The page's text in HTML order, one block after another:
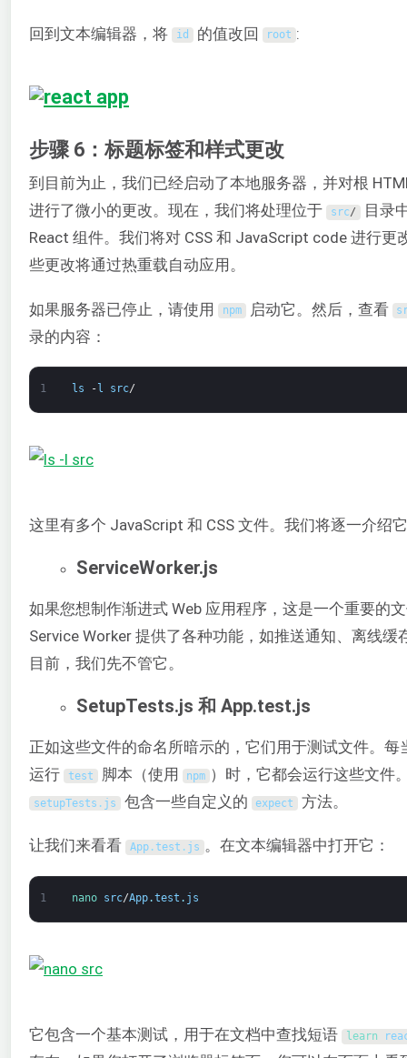
回到文本编辑器，将 id 的值改回 root :
步骤 6：标题标签和样式更改
到目前为止，我们已经启动了本地服务器，并对根
进行了微小的更改。现在，我们将处理位于
src/ 目录
React 组件。我们将对 CSS 和 JavaScript code 进行更
些更改将通过热重载自动应用。
如果服务器已停止，请使用 npm 启动它。然后，查看
录的内容：
1 ls - l src/
这里有多个 JavaScript 和 CSS 文件。我们将逐一介绍
ServiceWorker.js
如果您想制作渐进式 Web 应用程序，这是一个重要的
Service Worker 提供了各种功能，如推送通知、离线缓
目前，我们先不管它。
SetupTests.js 和 App.test.js
正如这些文件的命名所暗示的，它们用于测试文件。每
运行
test 脚本（使用 npm ）时，它都会运行这些文件
setupTests . js 包含一些自定义的 expect 方法。
让我们来看看 App.test . js 。在文本编辑器中打开它：
1 nano src/App.test . js
它包含一个基本测试，用于在文档中查找短语 learn